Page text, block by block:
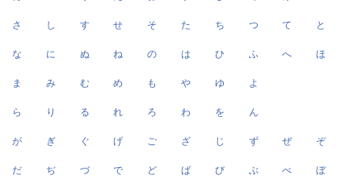
さ し す せ そ た ち つ て と
な に ぬ ね の は ひ ふ へ ほ
ま み む め も や ゆ よ
ら り る れ ろ わ を ん
が ぎ ぐ げ ご ざ じ ず ぜ ぞ
だ ぢ づ で ど ば び ぶ べ ぼ